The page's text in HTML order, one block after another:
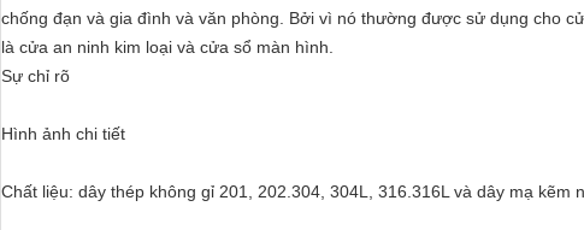
chống đạn và gia đình và văn phòng. Bởi vì nó thường được sử dụng cho
là cửa an ninh kim loại và cửa sổ màn hình.
Sự chỉ rõ
Hình ảnh chi tiết
Chất liệu: dây thép không gỉ 201, 202.304, 304L, 316.316L và dây mạ kẽm